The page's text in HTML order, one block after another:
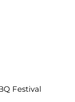
Festival